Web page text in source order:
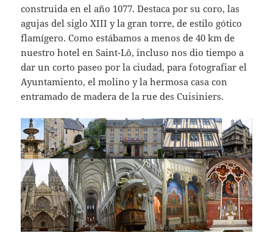
construida en el año 1077. Destaca por su coro, las
agujas del siglo XIII y la gran torre, de estilo gótico
flamígero. Como estábamos a menos de 40 km de
nuestro hotel en Saint-Lô, incluso nos dio tiempo a
dar un corto paseo por la ciudad, para fotografiar el
Ayuntamiento, el molino y la hermosa casa con
entramado de madera de la rue des Cuisiniers.